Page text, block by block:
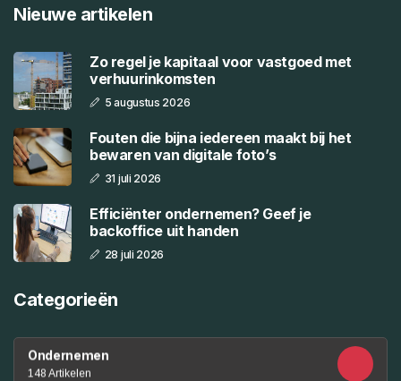
Nieuwe artikelen
Zo regel je kapitaal voor vastgoed met
verhuurinkomsten
5 augustus 2026
Fouten die bijna iedereen maakt bij het
bewaren van digitale foto’s
31 juli 2026
Efficiënter ondernemen? Geef je
backoffice uit handen
28 juli 2026
Categorieën
Ondernemen
148 Artikelen